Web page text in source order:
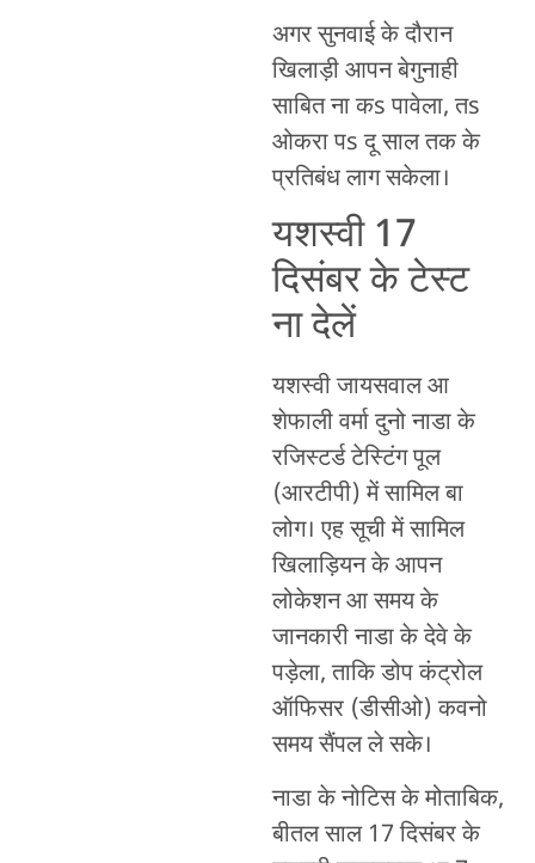
अगर सुनवाई के दौरान
खिलाड़ी आपन बेगुनाही
साबित ना कs पावेला, तs
ओकरा पs दू साल तक के
प्रतिबंध लाग सकेला।
यशस्वी 17
दिसंबर के टेस्ट
ना देलें
यशस्वी जायसवाल आ
शेफाली वर्मा दुनो नाडा के
रजिस्टर्ड टेस्टिंग पूल
(आरटीपी) में सामिल बा
लोग। एह सूची में सामिल
खिलाड़ियन के आपन
लोकेशन आ समय के
जानकारी नाडा के देवे के
पड़ेला, ताकि डोप कंट्रोल
ऑफिसर (डीसीओ) कवनो
समय सैंपल ले सके।
नाडा के नोटिस के मोताबिक,
बीतल साल 17 दिसंबर के